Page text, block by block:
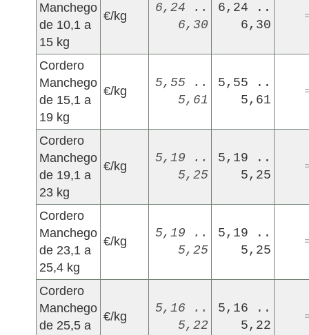
Manchego
de 10,1 a
15 kg
€/kg
6,24 ..
6,30
6,24 ..
6,30
Cordero
Manchego
de 15,1 a
19 kg
€/kg
5,55 ..
5,61
5,55 ..
5,61
Cordero
Manchego
de 19,1 a
23 kg
€/kg
5,19 ..
5,25
5,19 ..
5,25
Cordero
Manchego
de 23,1 a
25,4 kg
€/kg
5,19 ..
5,25
5,19 ..
5,25
Cordero
Manchego
de 25,5 a
€/kg
5,16 ..
5,22
5,16 ..
5,22